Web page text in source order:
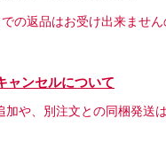
の返品はお受け出来ません
ャンセルについて
加や、別注文との同梱発送